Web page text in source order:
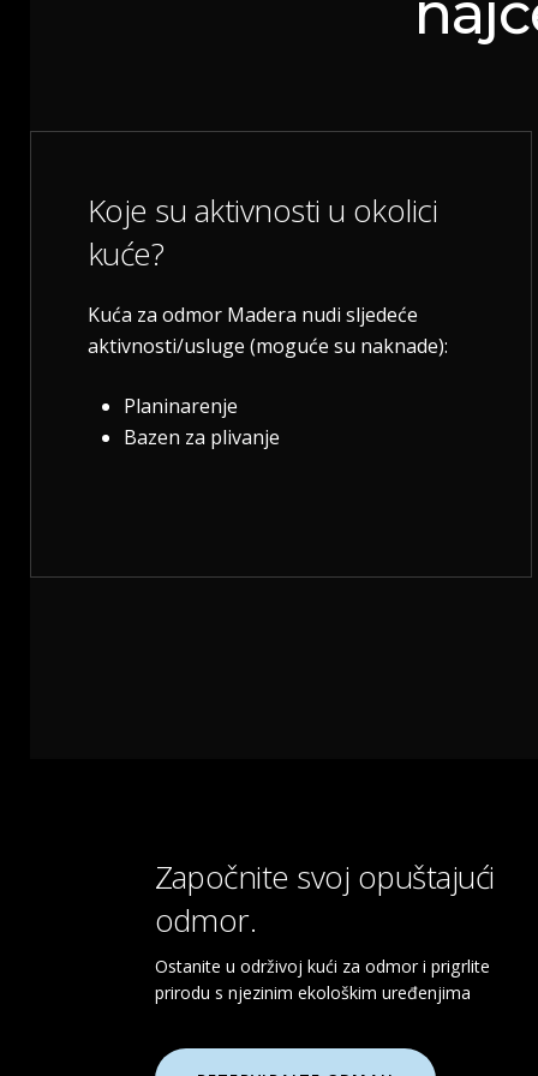
Koje su aktivnosti u okolici
kuće?
Kuća za odmor Madera nudi sljedeće
aktivnosti/usluge (moguće su naknade):
Planinarenje
Bazen za plivanje
Započnite svoj opuštajući
odmor.
Ostanite u održivoj kući za odmor i prigrlite
prirodu s njezinim ekološkim uređenjima